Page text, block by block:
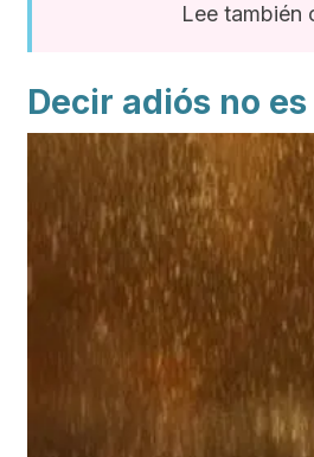
Lee también
Decir adiós no